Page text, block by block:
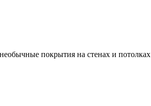
покрытия на стенах и потолках